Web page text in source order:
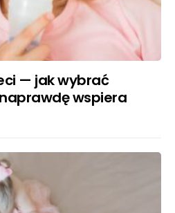
— jak wybrać
wspiera